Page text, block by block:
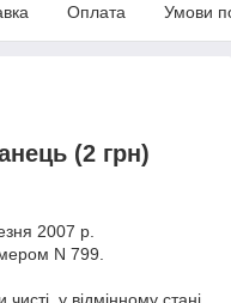
Оплата Умови
(2 грн)
2007 р.
N 799.